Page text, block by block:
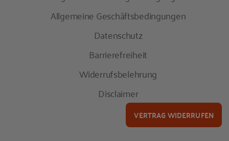
Allgemeine Geschäftsbedingungen
Datenschutz
Barrierefreiheit
Widerrufsbelehrung
Disclaimer
VERTRAG WIDERRUFEN